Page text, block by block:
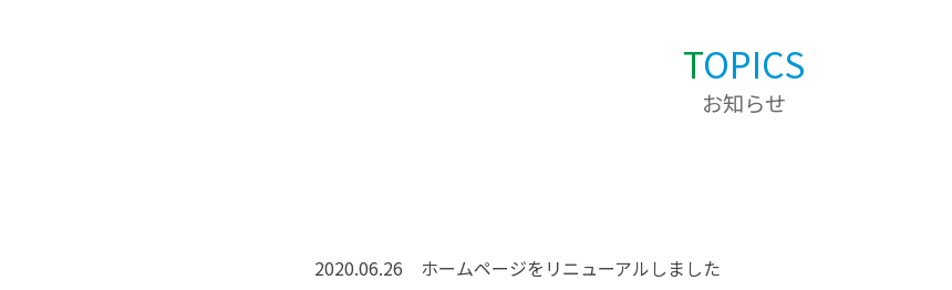
TOPICS
お知らせ
2020.06.26 ホームページをリニューアルしました